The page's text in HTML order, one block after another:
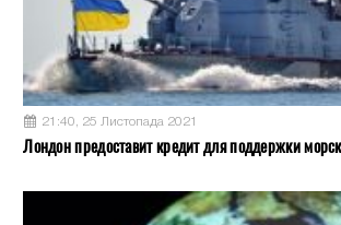
21:40, 25 Листопада 2021
Лондон предоставит кредит для поддержки